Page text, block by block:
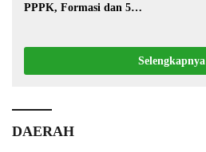
PPPK, Formasi dan 5
Selengkapnya
DAERAH